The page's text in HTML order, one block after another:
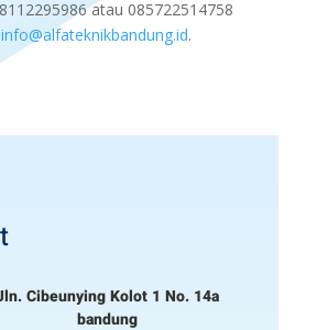
atau 085722514758
info@alfateknikbandung.id.
Cibeunying Kolot 1 No. 14a
bandung